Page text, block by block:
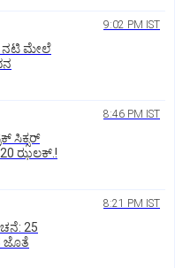
9:02 PM IST
ನಟಿ ಮೇಲೆ
8:46 PM IST
ಸಿಕ್ಸರ್‌
20 ಝಲಕ್.!‌
8:21 PM IST
25
ಜೊತೆ